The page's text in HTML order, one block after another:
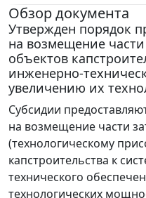
Обзор документа
Утвержден порядок
на возмещение
объектов
инженерно-
увеличению их
Субсидии
на возмещение части
(технологическому
капстроительства к
технического
технологических